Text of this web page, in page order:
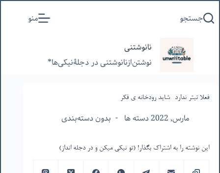
به
جستجو منو
نانوشتنی
نوشتن‌از‌نانوشتنی‌ در‌ دجلۀنیکی‌ها*
فعلا تیتر ندارد- شاید رودخانه ‌ی فکر
مارس, 2022 دسته ها بدون دسته‌بندی
این نوشته را به اشتراک بگذار! (تو نیکی میکن و در دجله انداز)